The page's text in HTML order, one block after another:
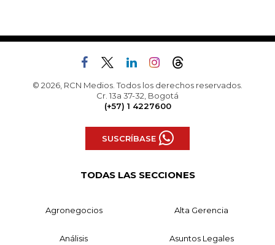
© 2026, RCN Medios. Todos los derechos reservados.
Cr. 13a 37-32, Bogotá
(+57) 1 4227600
SUSCRÍBASE
TODAS LAS SECCIONES
Agronegocios Alta Gerencia
Análisis Asuntos Legales